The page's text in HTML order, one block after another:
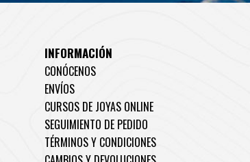
INFORMACIÓN
CONÓCENOS
ENVÍOS
CURSOS DE JOYAS ONLINE
SEGUIMIENTO DE PEDIDO
TÉRMINOS Y CONDICIONES